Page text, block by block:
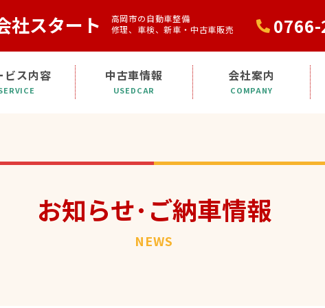
社スタート
高岡市の自動車整備
修理、車検、新車・中古車販売
ビス内容 中古車情報
USEDCAR
会社案内
COMPANY
お知らせ･ご納車情報
NEWS